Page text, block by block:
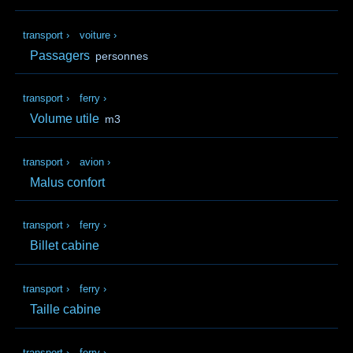
transport › voiture ›
Passagers personnes
transport › ferry ›
Volume utile m3
transport › avion ›
Malus confort
transport › ferry ›
Billet cabine
transport › ferry ›
Taille cabine